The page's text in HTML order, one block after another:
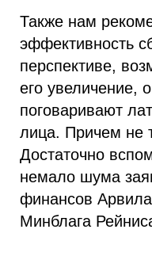
Также нам
эффективность
перспективе,
его увеличение,
поговаривают
лица. Причем не
Достаточно
немало шума
финансов
Минблага